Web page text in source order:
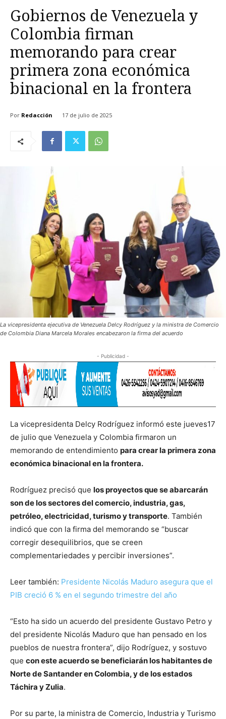
Gobiernos de Venezuela y
Colombia firman
memorando para crear
primera zona económica
binacional en la frontera
Por Redacción 17 de julio de 2025
La vicepresidenta ejecutiva de Venezuela Delcy Rodríguez y la ministra de Comercio
de Colombia Diana Marcela Morales encabezaron la firma del acuerdo
- Publicidad -
La vicepresidenta Delcy Rodríguez informó este jueves17
de julio que Venezuela y Colombia firmaron un
memorando de entendimiento para crear la primera zona
económica binacional en la frontera.
Rodríguez precisó que los proyectos que se abarcarán
son de los sectores del comercio, industria, gas,
petróleo, electricidad, turismo y transporte. También
indicó que con la firma del memorando se “buscar
corregir desequilibrios, que se creen
complementariedades y percibir inversiones”.
Leer también: Presidente Nicolás Maduro asegura que el
PIB creció 6 % en el segundo trimestre del año
“Esto ha sido un acuerdo del presidente Gustavo Petro y
del presidente Nicolás Maduro que han pensado en los
pueblos de nuestra frontera”, dijo Rodríguez, y sostuvo
que con este acuerdo se beneficiarán los habitantes de
Norte de Santander en Colombia, y de los estados
Táchira y Zulia.
Por su parte, la ministra de Comercio, Industria y Turismo